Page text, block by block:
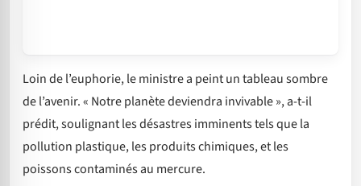
Loin de l’euphorie, le ministre a peint un tableau sombre
de l’avenir. « Notre planète deviendra invivable », a-t-il
prédit, soulignant les désastres imminents tels que la
pollution plastique, les produits chimiques, et les
poissons contaminés au mercure.